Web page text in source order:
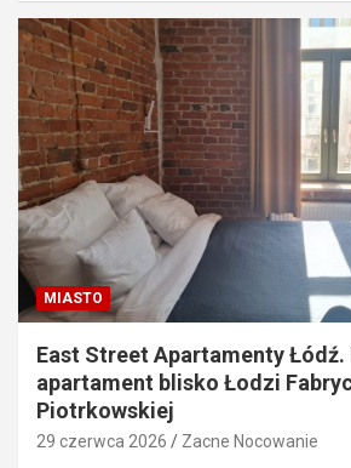
MIASTO
East Street Apartamenty
apartament blisko Łodzi
Piotrkowskiej
29 czerwca 2026 Zacne Nocowanie